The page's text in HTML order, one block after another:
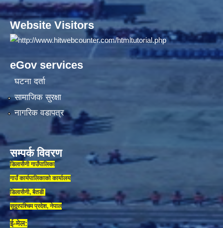
Website Visitors
eGov services
घटना दर्ता
सामाजिक सुरक्षा
नागरिक वडापत्र
सम्पर्क विवरण
डिलासैनी गाउँपालिका
गाउँ कार्यपालिकाकाे कार्यालय
डिलासैनी, बैतडी
सुदूरपश्चिम प्रदेश, नेपाल
ई-मेल: